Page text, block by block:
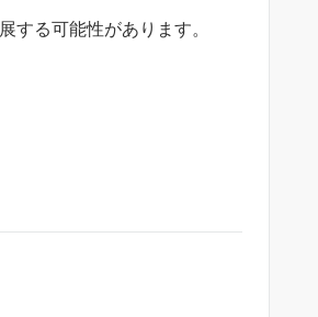
する可能性があります。